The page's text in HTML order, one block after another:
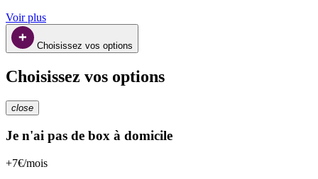
Voir plus
Choisissez vos options
Choisissez vos options
close
Je n'ai pas de box à domicile
+7€/mois